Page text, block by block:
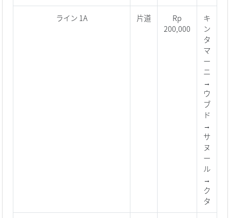
ライン 1A 片道
Rp
200,000
キ
ン
タ
マ
ー
ニ
→
ウ
ブ
ド
→
サ
ヌ
ー
ル
→
ク
タ